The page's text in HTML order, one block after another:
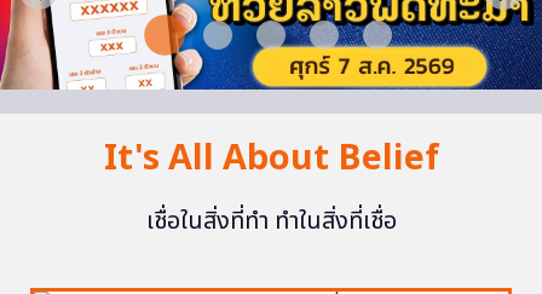
It's All About Belief
เชื่อในสิ่งที่ทำ ทำในสิ่งที่เชื่อ